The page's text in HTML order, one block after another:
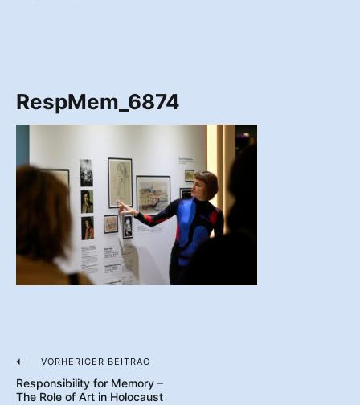
RespMem_6874
Beitragsnavigation
VORHERIGER BEITRAG
Responsibility for Memory –
The Role of Art in Holocaust